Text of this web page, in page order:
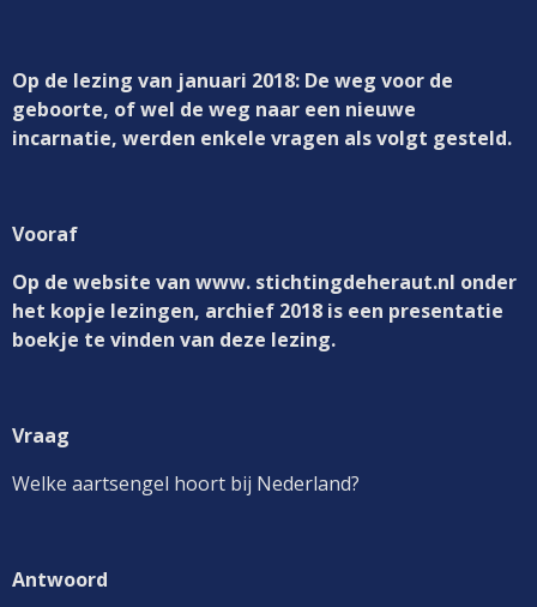
Op de lezing van januari 2018: De weg voor de
geboorte, of wel de weg naar een nieuwe
incarnatie, werden enkele vragen als volgt gesteld.
Vooraf
Op de website van www. stichtingdeheraut.nl onder
het kopje lezingen, archief 2018 is een presentatie
boekje te vinden van deze lezing.
Vraag
Welke aartsengel hoort bij Nederland?
Antwoord